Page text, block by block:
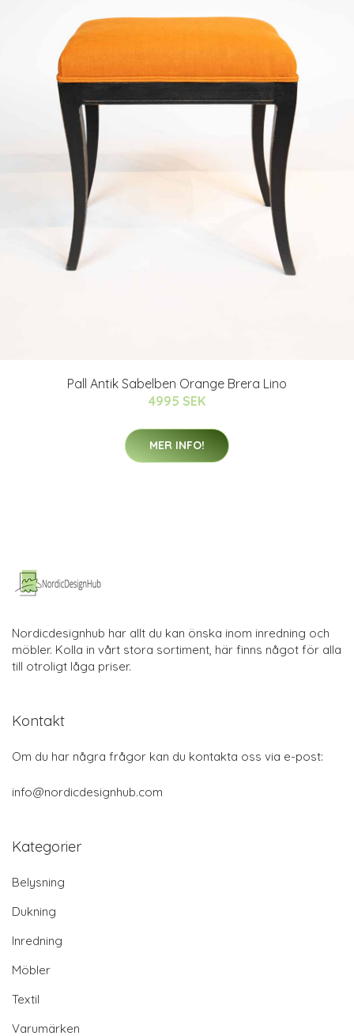
Pall Antik Sabelben Orange Brera Lino
4995 SEK
MER INFO!
Nordicdesignhub har allt du kan önska inom inredning och
möbler. Kolla in vårt stora sortiment, här finns något för alla
till otroligt låga priser.
Kontakt
Om du har några frågor kan du kontakta oss via e-post:
info@nordicdesignhub.com
Kategorier
Belysning
Dukning
Inredning
Möbler
Textil
Varumärken